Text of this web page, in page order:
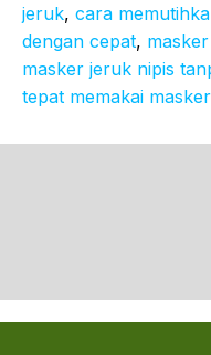
jeruk, cara
dengan cepat,
masker jeruk nipis
tepat memakai